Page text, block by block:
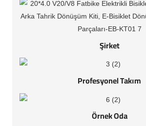
Şirket
Profesyonel Takım
Örnek Oda